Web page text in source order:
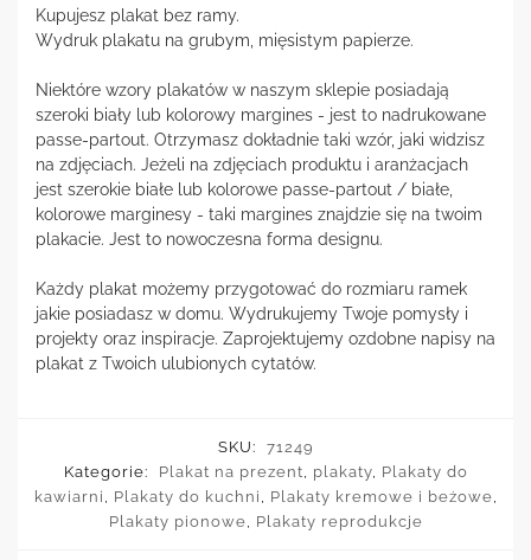
Kupujesz plakat bez ramy.
Wydruk plakatu na grubym, mięsistym papierze.
Niektóre wzory plakatów w naszym sklepie posiadają
szeroki biały lub kolorowy margines - jest to nadrukowane
passe-partout. Otrzymasz dokładnie taki wzór, jaki widzisz
na zdjęciach. Jeżeli na zdjęciach produktu i aranżacjach
jest szerokie białe lub kolorowe passe-partout / białe,
kolorowe marginesy - taki margines znajdzie się na twoim
plakacie. Jest to nowoczesna forma designu.
Każdy plakat możemy przygotować do rozmiaru ramek
jakie posiadasz w domu. Wydrukujemy Twoje pomysły i
projekty oraz inspiracje. Zaprojektujemy ozdobne napisy na
plakat z Twoich ulubionych cytatów.
SKU:
71249
Kategorie:
Plakat na prezent plakaty, Plakaty do
kawiarni
Plakaty do kuchni Plakaty kremowe i beżowe
Plakaty pionowe
Plakaty reprodukcje